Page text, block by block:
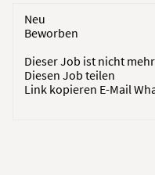
Neu
Beworben
Dieser Job ist nicht
Diesen Job teilen
Link kopieren E-Mail